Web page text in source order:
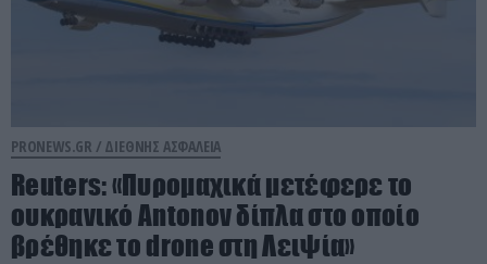
PRONEWS.GR / ΔΙΕΘΝΗΣ ΑΣΦΑΛΕΙΑ
Reuters: «Πυρομαχικά μετέφερε το
ουκρανικό Antonov δίπλα στο οποίο
βρέθηκε το drone στη Λειψία»